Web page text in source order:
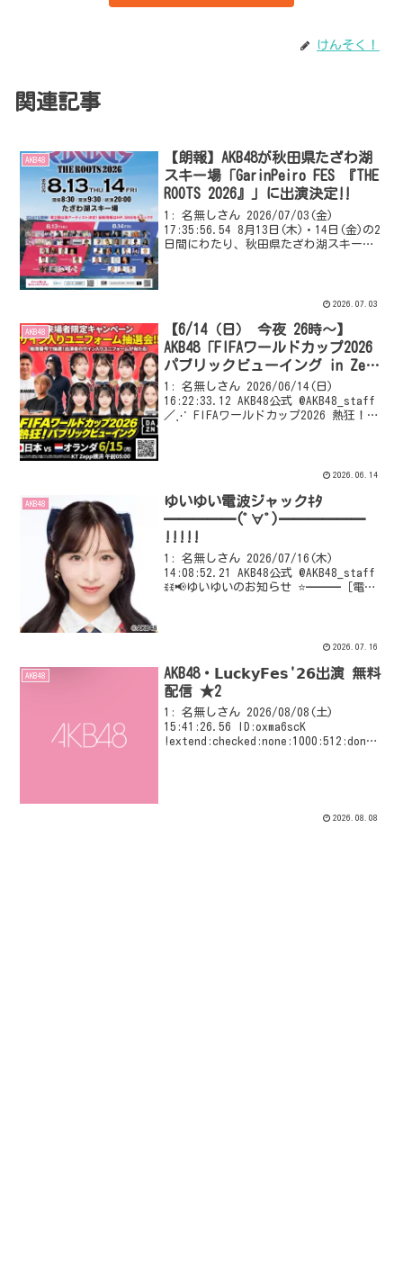
けんそく！
関連記事
AKB48
【朗報】AKB48が秋田県たざわ湖
スキー場「GarinPeiro FES 『THE
ROOTS 2026』」に出演決定‼
1: 名無しさん 2026/07/03(金)
17:35:56.54 8月13日(木)・14日(金)の2
日間にわたり、秋田県たざわ湖スキー場
2026.07.03
AKB48
【6/14（日） 今夜 26時～】
AKB48「FIFAワールドカップ2026
パブリックビューイング in Zepp
Presented by DAZN」IN横浜・出
演
1: 名無しさん 2026/06/14(日)
16:22:33.12 AKB48公式 @AKB48_staff
／⋰ FIFAワールドカップ2026 熱狂！パ
2026.06.14
AKB48
ゆいゆい電波ジャックｷﾀ
━━━━━(ﾟ∀ﾟ)━━━━━━
!!!!!
1: 名無しさん 2026/07/16(木)
14:08:52.21 AKB48公式 @AKB48_staff
ꉂꉂ📢ゆいゆいのお知らせ ⭐━━━［電波
2026.07.16
AKB48
AKB48・𝗟𝘂𝗰𝗸𝘆𝗙𝗲𝘀'𝟮𝟲出演 無料
配信 ★2
1: 名無しさん 2026/08/08(土)
15:41:26.56 ID:oxma6scK
!extend:checked:none:1000:512:dongu
2026.08.08